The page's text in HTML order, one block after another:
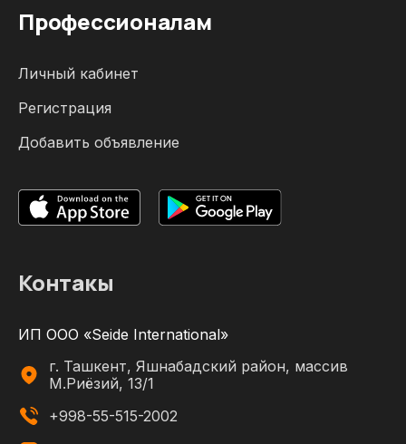
Профессионалам
Личный кабинет
Регистрация
Добавить объявление
Контакы
ИП ООО «Seide International»
г. Ташкент, Яшнабадский район, массив
М.Риёзий, 13/1
+998-55-515-2002